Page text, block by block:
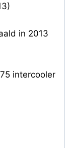
in 2013
intercooler